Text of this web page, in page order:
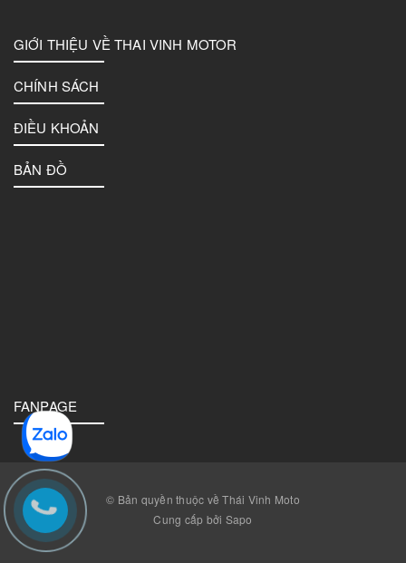
GIỚI THIỆU VỀ THAI VINH MOTOR
CHÍNH SÁCH
ĐIỀU KHOẢN
BẢN ĐỒ
FANPAGE
© Bản quyền thuộc về Thái Vinh Moto
Cung cấp bởi Sapo